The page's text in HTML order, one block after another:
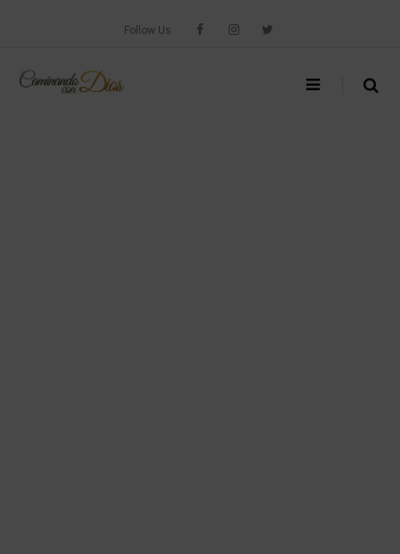
Follow Us